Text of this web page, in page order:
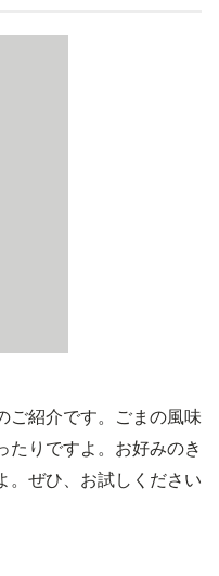
ご紹介です。ごまの風味
たりですよ。お好みのき
。ぜひ、お試しください